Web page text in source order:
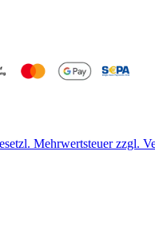
Mehrwertsteuer zzgl.